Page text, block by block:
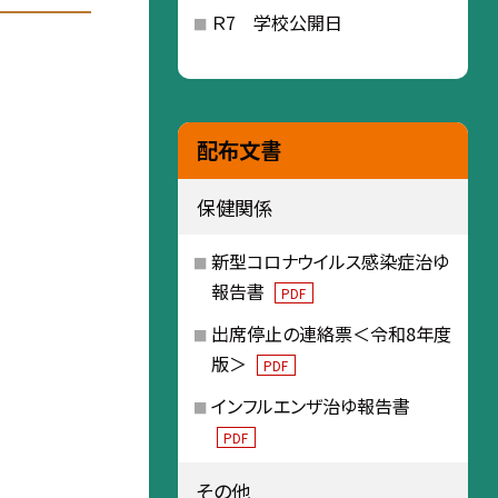
Ｒ7 学校公開日
配布文書
保健関係
新型コロナウイルス感染症治ゆ
報告書
PDF
出席停止の連絡票＜令和8年度
版＞
PDF
インフルエンザ治ゆ報告書
PDF
その他